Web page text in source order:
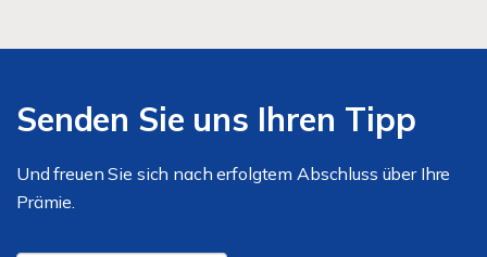
Senden Sie uns Ihren Tipp
Und freuen Sie sich nach erfolgtem Abschluss über Ihre
Prämie.